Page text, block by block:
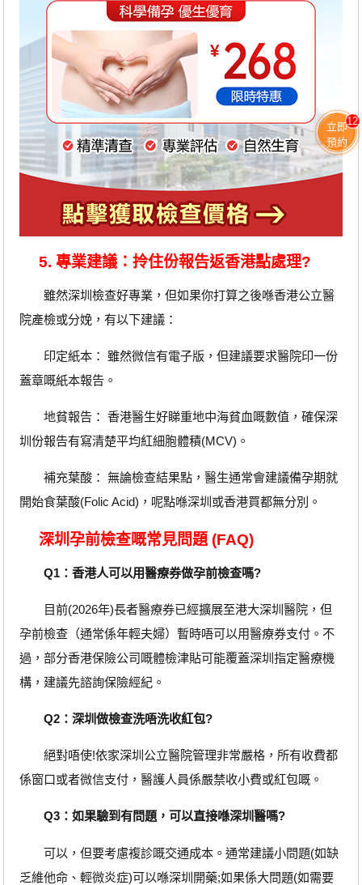
5. 專業建議：拎住份報告返香港點處理?
雖然深圳檢查好專業，但如果你打算之後喺香港公立醫
院產檢或分娩，有以下建議：
印定紙本： 雖然微信有電子版，但建議要求醫院印一份
蓋章嘅紙本報告。
地貧報告： 香港醫生好睇重地中海貧血嘅數值，確保深
圳份報告有寫清楚平均紅細胞體積(MCV)。
補充葉酸： 無論檢查結果點，醫生通常會建議備孕期就
開始食葉酸(Folic Acid)，呢點喺深圳或香港買都無分別。
深圳孕前檢查嘅常見問題 (FAQ)
Q1：香港人可以用醫療券做孕前檢查嗎?
目前(2026年)長者醫療券已經擴展至港大深圳醫院，但
孕前檢查（通常係年輕夫婦）暫時唔可以用醫療券支付。不
過，部分香港保險公司嘅體檢津貼可能覆蓋深圳指定醫療機
構，建議先諮詢保險經紀。
Q2：深圳做檢查洗唔洗收紅包?
絕對唔使!依家深圳公立醫院管理非常嚴格，所有收費都
係窗口或者微信支付，醫護人員係嚴禁收小費或紅包嘅。
Q3：如果驗到有問題，可以直接喺深圳醫嗎?
可以，但要考慮複診嘅交通成本。通常建議小問題(如缺
乏維他命、輕微炎症)可以喺深圳開藥;如果係大問題(如需要
立即
預約
12